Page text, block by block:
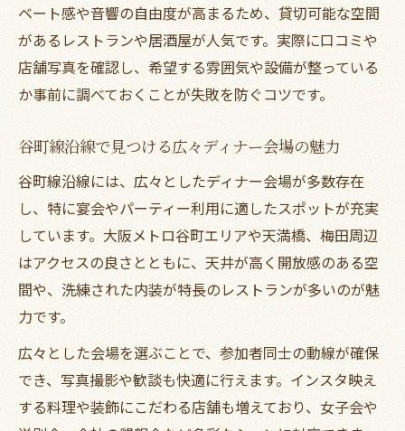
ベート感や音響の自由度が高まるため、貸切可能な空間
があるレストランや居酒屋が人気です。実際に口コミや
店舗写真を確認し、希望する雰囲気や設備が整っている
か事前に調べておくことが失敗を防ぐコツです。
谷町線沿線で見つける広々ディナー会場の魅力
谷町線沿線には、広々としたディナー会場が多数存在
し、特に宴会やパーティー利用に適したスポットが充実
しています。大阪メトロ谷町エリアや天満橋、梅田周辺
はアクセスの良さとともに、天井が高く開放感のある空
間や、洗練された内装が特長のレストランが多いのが魅
力です。
広々とした会場を選ぶことで、参加者同士の動線が確保
でき、写真撮影や歓談も快適に行えます。インスタ映え
する料理や装飾にこだわる店舗も増えており、女子会や